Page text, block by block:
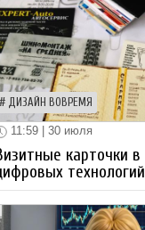
ДИЗАЙН ВОВРЕМЯ
11:59 | 30 июля
карточки в
технологий